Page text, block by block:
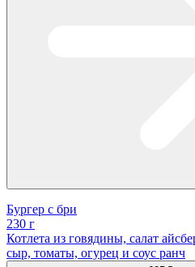
Бургер с бри
230 г
Котлета из говядины, салат
сыр, томаты, огурец и соус ранч